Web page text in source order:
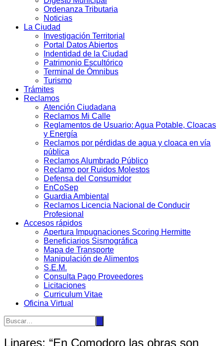
Ordenanza Tributaria
Noticias
La Ciudad
Investigación Territorial
Portal Datos Abiertos
Indentidad de la Ciudad
Patrimonio Escultórico
Terminal de Ómnibus
Turismo
Trámites
Reclamos
Atención Ciudadana
Reclamos Mi Calle
Reglamentos de Usuario: Agua Potable, Cloacas
y Energía
Reclamos por pérdidas de agua y cloaca en vía
pública
Reclamos Alumbrado Público
Reclamo por Ruidos Molestos
Defensa del Consumidor
EnCoSep
Guardia Ambiental
Reclamos Licencia Nacional de Conducir
Profesional
Accesos rápidos
Apertura Impugnaciones Scoring Hermitte
Beneficiarios Sismográfica
Mapa de Transporte
Manipulación de Alimentos
S.E.M.
Consulta Pago Proveedores
Licitaciones
Curriculum Vitae
Oficina Virtual
Linares: “En Comodoro las obras son